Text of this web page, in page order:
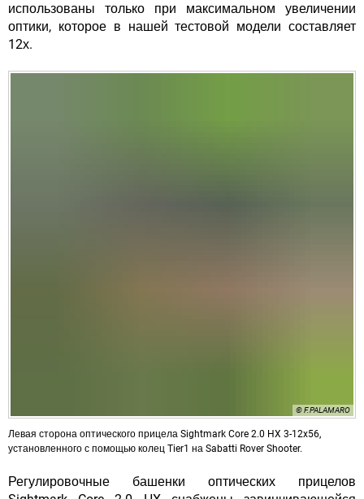
использованы только при максимальном увеличении
оптики, которое в нашей тестовой модели составляет
12х.
© F.PALAMARO
Левая сторона оптического прицела Sightmark Core 2.0 HX 3-12x56,
установленного с помощью колец Tier1 на Sabatti Rover Shooter.
Регулировочные башенки оптических прицелов